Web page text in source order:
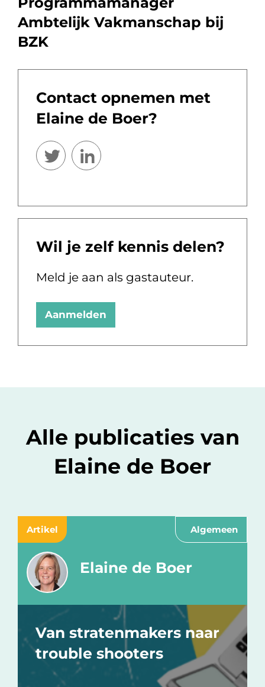
Ambtelijk Vakmanschap bij
BZK
Contact opnemen met
Elaine de Boer?
Wil je zelf kennis delen?
Meld je aan als gastauteur.
Aanmelden
Alle publicaties van
Elaine de Boer
Artikel Algemeen
Elaine de Boer
Van stratenmakers naar
trouble shooters